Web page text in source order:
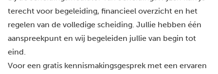
terecht voor begeleiding, financieel overzicht en het
regelen van de volledige scheiding. Jullie hebben één
aanspreekpunt en wij begeleiden jullie van begin tot
eind.
Voor een gratis kennismakingsgesprek met een ervaren